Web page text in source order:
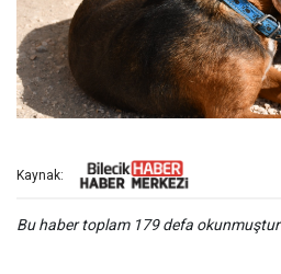
Kaynak:
Bu haber toplam 179 defa okunmuştur